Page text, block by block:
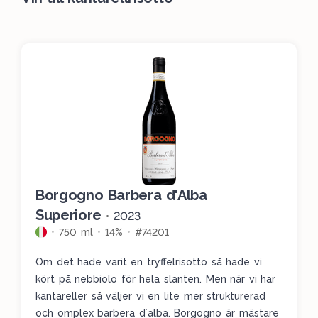
Borgogno Barbera d'Alba
Superiore • 2023
750 ml 14% #74201
Om det hade varit en tryffelrisotto så hade vi
kört på nebbiolo för hela slanten. Men när vi har
kantareller så väljer vi en lite mer strukturerad
och omplex barbera d´alba. Borgogno är mästare